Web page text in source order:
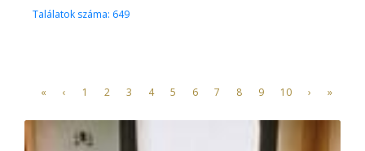
Találatok száma: 649
« ‹ 1 2 3 4 5 6 7 8 9 10 › »